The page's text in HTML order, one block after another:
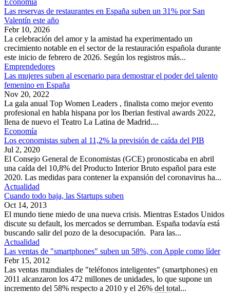
Las reservas de restaurantes en España suben un 31% por San
Valentín este año
Febr 10, 2026
La celebración del amor y la amistad ha experimentado un
crecimiento notable en el sector de la restauración española durante
este inicio de febrero de 2026. Según los registros más...
Emprendedores
Las mujeres suben al escenario para demostrar el poder del talento
femenino en España
Nov 20, 2022
La gala anual Top Women Leaders , finalista como mejor evento
profesional en habla hispana por los Iberian festival awards 2022,
llena de nuevo el Teatro La Latina de Madrid....
Economía
Los economistas suben al 11,2% la previsión de caída del PIB
Jul 2, 2020
El Consejo General de Economistas (GCE) pronosticaba en abril
una caída del 10,8% del Producto Interior Bruto español para este
2020. Las medidas para contener la expansión del coronavirus ha...
Actualidad
Cuando todo baja, las Startups suben
Oct 14, 2013
El mundo tiene miedo de una nueva crisis. Mientras Estados Unidos
discute su default, los mercados se derrumban. España todavía está
buscando salir del pozo de la desocupación. Para las...
Actualidad
Las ventas de "smartphones" suben un 58%, con Apple como líder
Febr 15, 2012
Las ventas mundiales de "teléfonos inteligentes" (smartphones) en
2011 alcanzaron los 472 millones de unidades, lo que supone un
incremento del 58% respecto a 2010 y el 26% del total...